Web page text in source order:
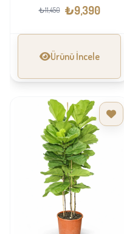
₺11,450 ₺9,390
Ürünü İncele